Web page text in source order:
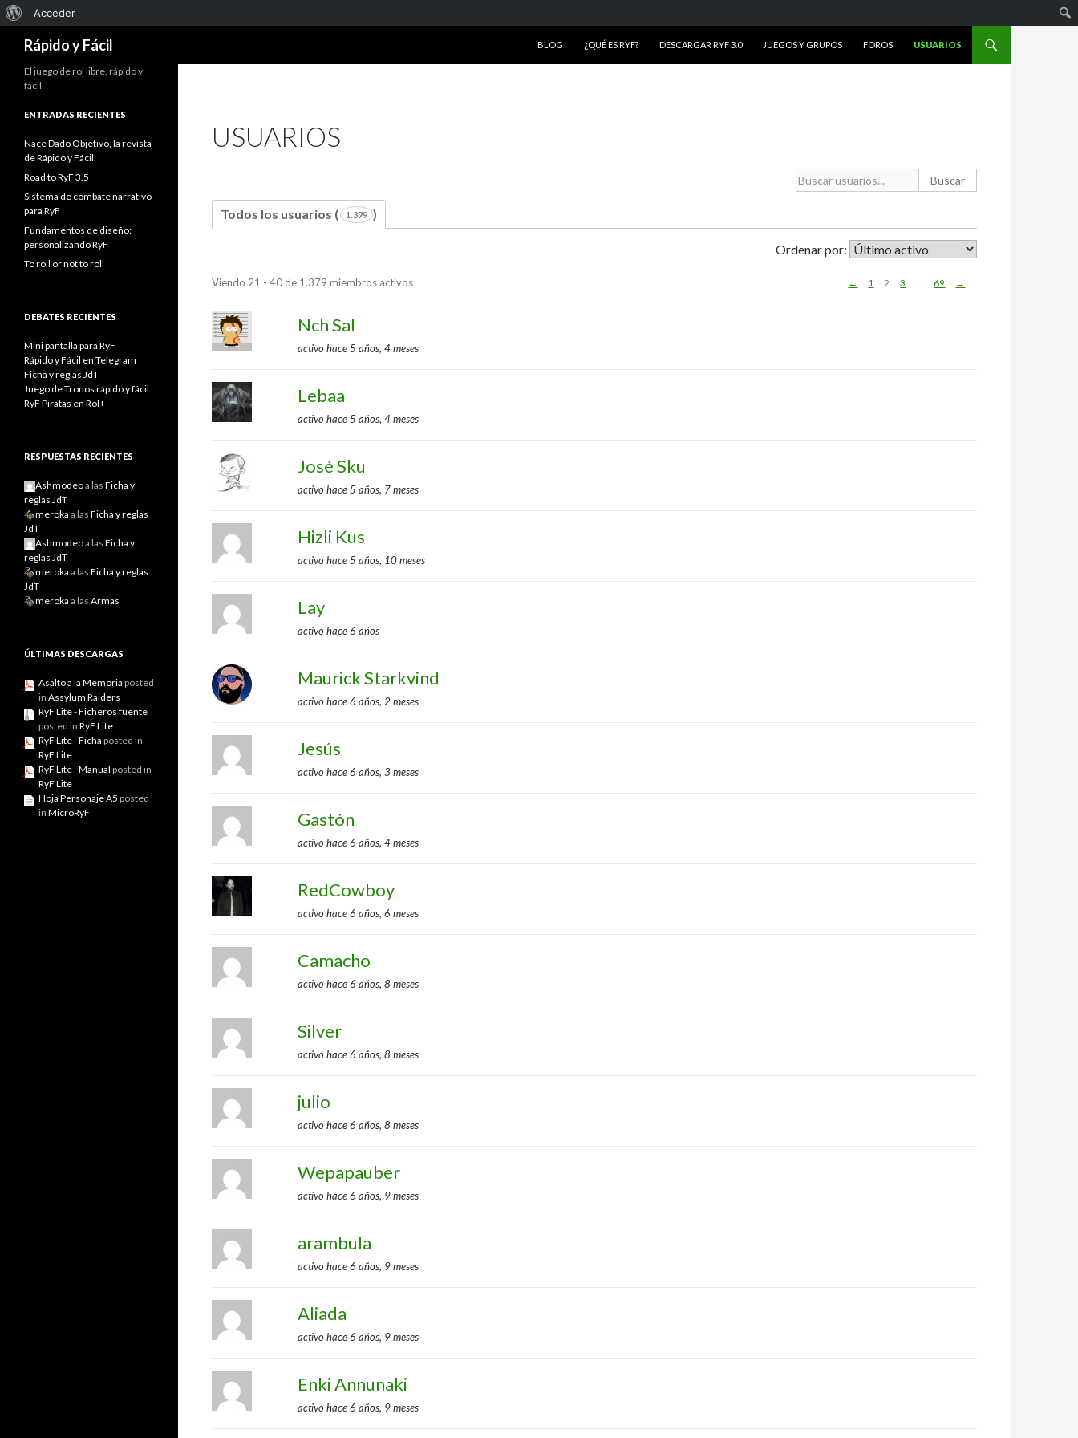
Acerca
de
Acceder
Rápido y Fácil
BLOG
¿QUÉ ES RYF? DESCARGAR RYF 3.0 JUEGOS Y GRUPOS FOROS USUARIOS
USUARIOS
Buscar usuarios...
Todos los usuarios ( 1.379 )
Ordenar por:
de
miembros
Viendo 21 - 40 de 1.379 miembros activos ← 1 2 3 69 →
Nch Sal
activo hace 5 años, 4 meses
Lebaa
activo hace 5 años, 4 meses
José Sku
activo hace 5 años, 7 meses
Hizli Kus
activo hace 5 años, 10 meses
Lay
activo hace 6 años
Maurick Starkvind
activo hace 6 años, 2 meses
Jesús
activo hace 6 años, 3 meses
Gastón
activo hace 6 años, 4 meses
RedCowboy
activo hace 6 años, 6 meses
Camacho
activo hace 6 años, 8 meses
Silver
activo hace 6 años, 8 meses
julio
activo hace 6 años, 8 meses
Wepapauber
activo hace 6 años, 9 meses
arambula
activo hace 6 años, 9 meses
Aliada
activo hace 6 años, 9 meses
Enki Annunaki
activo hace 6 años, 9 meses
El juego de rol libre, rápido y
fácil
ENTRADAS RECIENTES
Nace Dado Objetivo, la revista
de Rápido y Fácil
Road to RyF 3.5
Sistema de combate narrativo
para RyF
Fundamentos de diseño:
personalizando RyF
To roll or not to roll
DEBATES RECIENTES
Mini pantalla para RyF
Rápido y Fácil en Telegram
Ficha y reglas JdT
Juego de Tronos rápido y fácil
RyF Piratas en Rol+
RESPUESTAS RECIENTES
Ashmodeoa las Ficha y
reglas JdT
meroka a las Ficha y reglas
JdT
Ashmodeoa las Ficha y
reglas JdT
meroka a las Ficha y reglas
JdT
meroka a las Armas
ÚLTIMAS DESCARGAS
Asalto a la Memoria posted
in Assylum Raiders
RyF Lite - Ficheros fuente
posted in RyF Lite
RyF Lite - Ficha posted in
RyF Lite
RyF Lite - Manual posted in
RyF Lite
Hoja Personaje A5 posted
in MicroRyF